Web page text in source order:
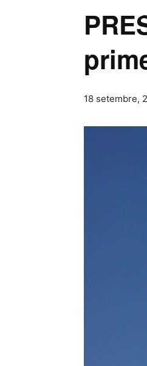
18 setembre,